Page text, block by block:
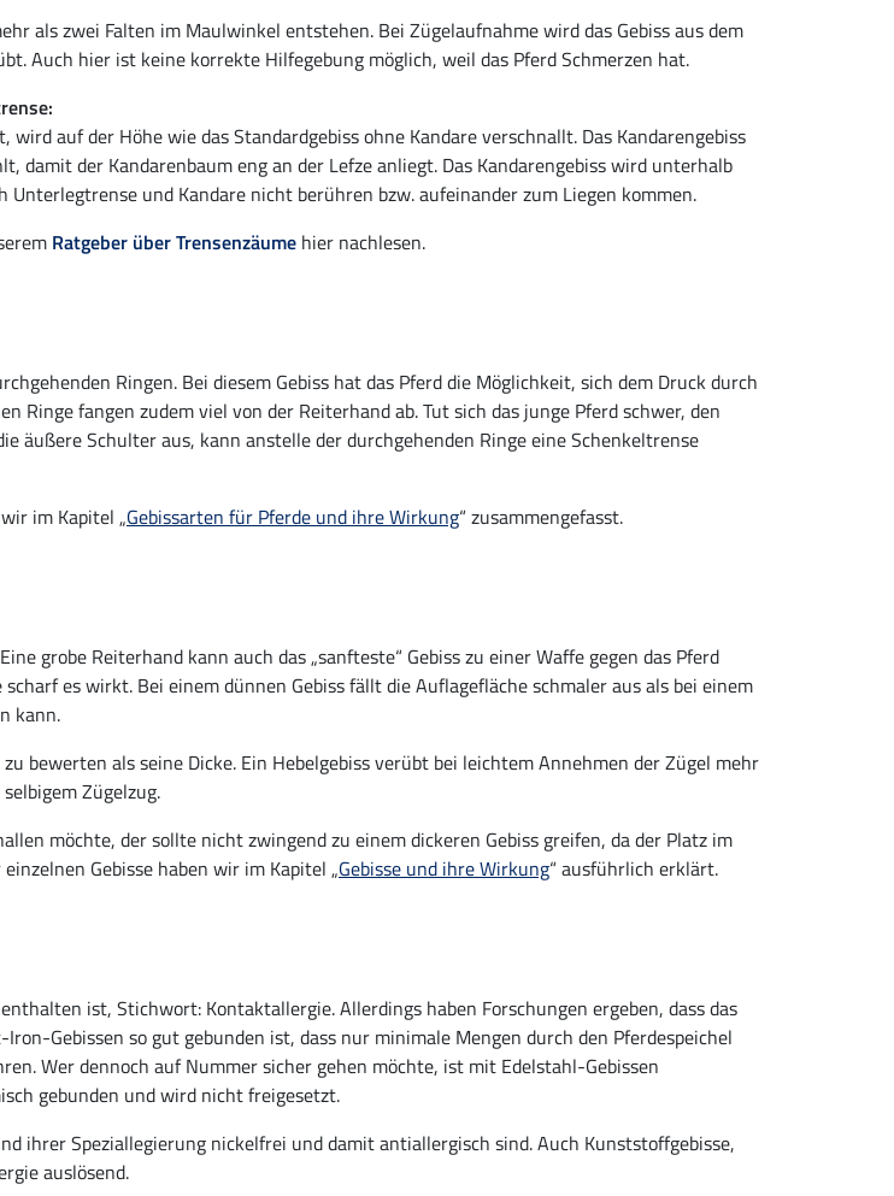
als zwei Falten im Maulwinkel entstehen. Bei Zügelaufnahme wird das Gebiss aus dem
Auch hier ist keine korrekte Hilfegebung möglich, weil das Pferd Schmerzen hat.
auf der Höhe wie das Standardgebiss ohne Kandare verschnallt. Das Kandarengebiss
der Kandarenbaum eng an der Lefze anliegt. Das Kandarengebiss wird unterhalb
und Kandare nicht berühren bzw. aufeinander zum Liegen kommen.
Ratgeber über Trensenzäume hier nachlesen.
Ringen. Bei diesem Gebiss hat das Pferd die Möglichkeit, sich dem Druck durch
Ringe fangen zudem viel von der Reiterhand ab. Tut sich das junge Pferd schwer, den
äußere Schulter aus, kann anstelle der durchgehenden Ringe eine Schenkeltrense
im Kapitel „Gebissarten für Pferde und ihre Wirkung“ zusammengefasst.
grobe Reiterhand kann auch das „sanfteste“ Gebiss zu einer Waffe gegen das Pferd
es wirkt. Bei einem dünnen Gebiss fällt die Auflagefläche schmaler aus als bei einem
kann.
bewerten als seine Dicke. Ein Hebelgebiss verübt bei leichtem Annehmen der Zügel mehr
Zügelzug.
möchte, der sollte nicht zwingend zu einem dickeren Gebiss greifen, da der Platz im
Gebisse haben wir im Kapitel „Gebisse und ihre Wirkung“ ausführlich erklärt.
ist, Stichwort: Kontaktallergie. Allerdings haben Forschungen ergeben, dass das
Gebissen so gut gebunden ist, dass nur minimale Mengen durch den Pferdespeichel
Wer dennoch auf Nummer sicher gehen möchte, ist mit Edelstahl-Gebissen
gebunden und wird nicht freigesetzt.
ihrer Speziallegierung nickelfrei und damit antiallergisch sind. Auch Kunststoffgebisse,
auslösend.